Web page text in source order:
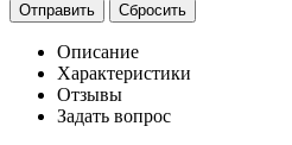
Отправить Сбросить
Описание
Характеристики
Отзывы
Задать вопрос